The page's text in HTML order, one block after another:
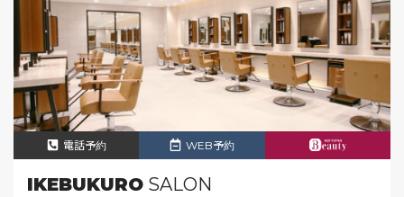
電話予約 WEB予約
IKEBUKURO SALON